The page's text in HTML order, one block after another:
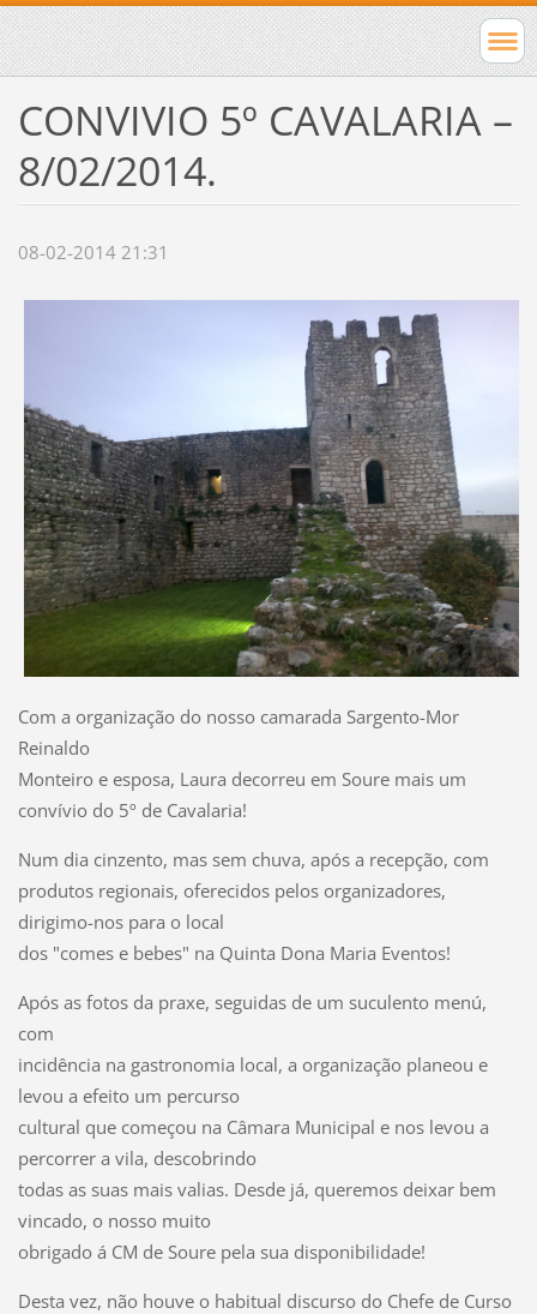
CONVIVIO 5º CAVALARIA –
8/02/2014.
08-02-2014 21:31
Com a organização do nosso camarada Sargento-Mor
Reinaldo
Monteiro e esposa, Laura decorreu em Soure mais um
convívio do 5º de Cavalaria!
Num dia cinzento, mas sem chuva, após a recepção, com
produtos regionais, oferecidos pelos organizadores,
dirigimo-nos para o local
dos "comes e bebes" na Quinta Dona Maria Eventos!
Após as fotos da praxe, seguidas de um suculento menú,
com
incidência na gastronomia local, a organização planeou e
levou a efeito um percurso
cultural que começou na Câmara Municipal e nos levou a
percorrer a vila, descobrindo
todas as suas mais valias. Desde já, queremos deixar bem
vincado, o nosso muito
obrigado á CM de Soure pela sua disponibilidade!
Desta vez, não houve o habitual discurso do Chefe de Curso